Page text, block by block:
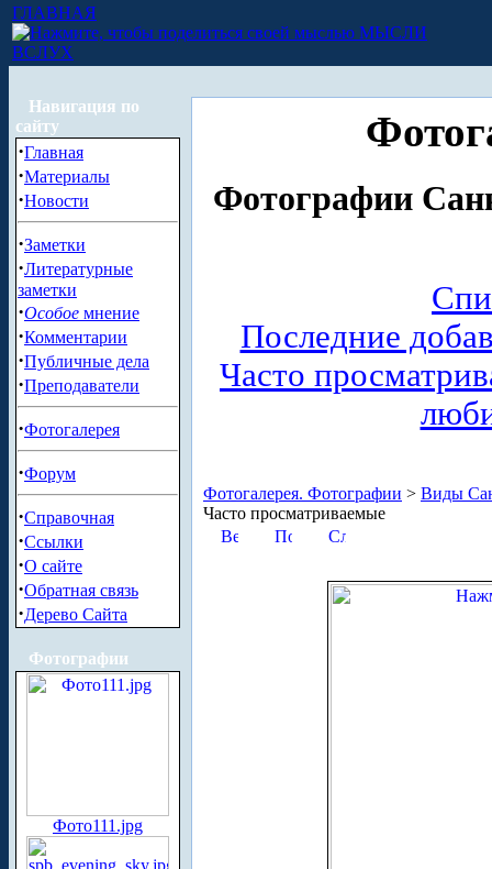
ГЛАВНАЯ
МЫСЛИ
ВСЛУХ
Навигация по
сайту
·Главная
·Материалы
·Новости
·Заметки
·Литературные
заметки
·Особое мнение
·Комментарии
·Публичные дела
·Преподаватели
·Фотогалерея
·Форум
·Справочная
·Ссылки
·О сайте
·Обратная связь
·Дерево Сайта
Фотографии
Фото111.jpg
Фотографии
Последние
Часто
Фотогалерея. Фотографии > Виды
Часто просматриваемые